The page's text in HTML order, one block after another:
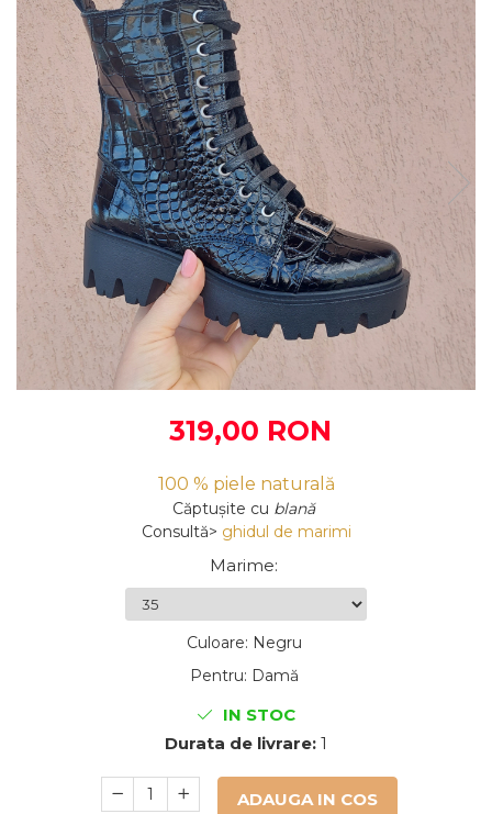
319,00 RON
100 % piele naturală
Căptușite cu blană
Consultă> ghidul de marimi
Marime:
Culoare: Negru
Pentru: Damă
IN STOC
Durata de livrare: 1
ADAUGA IN COS